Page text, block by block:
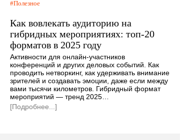
Полезное
Как вовлекать аудиторию на
гибридных мероприятиях: топ-20
форматов в 2025 году
Активности для онлайн-участников
конференций и других деловых событий. Как
проводить нетворкинг, как удерживать внимание
зрителей и создавать эмоции, даже если между
вами тысячи километров. Гибридный формат
мероприятий — тренд 2025…
[Подробнее...]